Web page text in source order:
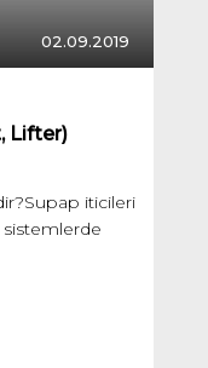
02.09.2019
Lifter)
iticileri